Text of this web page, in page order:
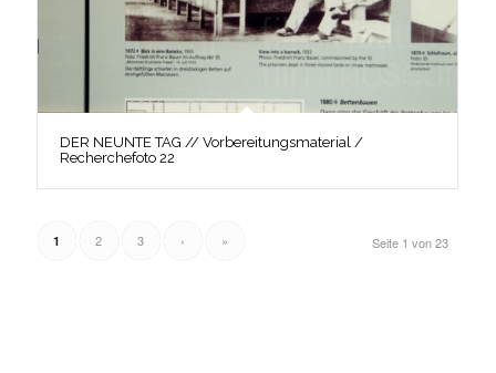
DER NEUNTE TAG // Vorbereitungsmaterial /
Recherchefoto 22
Seite 1 von 23
1 2 3 › »